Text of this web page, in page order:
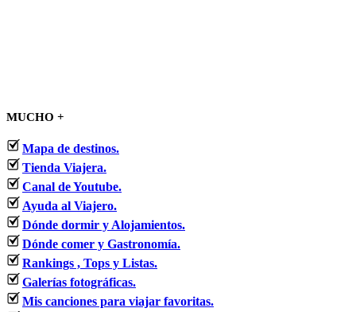
MUCHO +
Mapa de destinos.
Tienda Viajera.
Canal de Youtube.
Ayuda al Viajero.
Dónde dormir y Alojamientos.
Dónde comer y Gastronomía.
Rankings , Tops y Listas.
Galerías fotográficas.
Mis canciones para viajar favoritas.